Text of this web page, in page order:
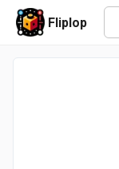
Fliplop